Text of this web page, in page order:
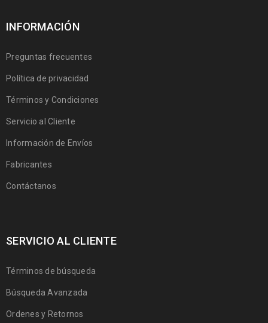
INFORMACIÓN
Preguntas frecuentes
Política de privacidad
Términos y Condiciones
Servicio al Cliente
Información de Envíos
Fabricantes
Contáctanos
SERVICIO AL CLIENTE
Términos de búsqueda
Búsqueda Avanzada
Ordenes y Retornos